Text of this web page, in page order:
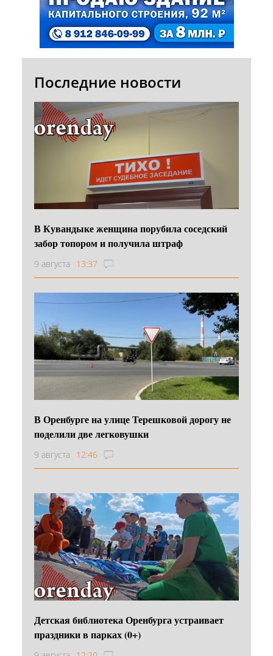
Последние новости
В Кувандыке женщина порубила соседский
забор топором и получила штраф
9 августа 13:37
В Оренбурге на улице Терешковой дорогу не
поделили две легковушки
9 августа 12:46
Детская библиотека Оренбурга устраивает
праздники в парках (0+)